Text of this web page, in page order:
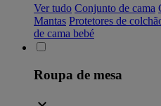
Ver tudo Conjunto de cama
Mantas Protetores de
de cama bebé
Roupa de mesa